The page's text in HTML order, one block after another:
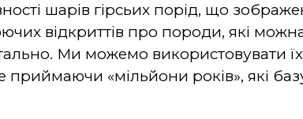
шарів гірсьих порід, що
відкриттів про породи, які
Ми можемо використовувати
приймаючи «мільйони років», які